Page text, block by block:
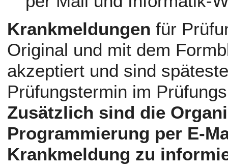
Krankmeldungen für
Original und mit dem
akzeptiert und sind
Prüfungstermin im
Zusätzlich sind die
Programmierung per E-
Krankmeldung zu